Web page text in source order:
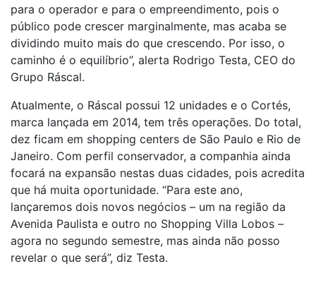
para o operador e para o empreendimento, pois o
público pode crescer marginalmente, mas acaba se
dividindo muito mais do que crescendo. Por isso, o
caminho é o equilíbrio”, alerta Rodrigo Testa, CEO do
Grupo Ráscal.
Atualmente, o Ráscal possui 12 unidades e o Cortés,
marca lançada em 2014, tem três operações. Do total,
dez ficam em shopping centers de São Paulo e Rio de
Janeiro. Com perfil conservador, a companhia ainda
focará na expansão nestas duas cidades, pois acredita
que há muita oportunidade. “Para este ano,
lançaremos dois novos negócios – um na região da
Avenida Paulista e outro no Shopping Villa Lobos –
agora no segundo semestre, mas ainda não posso
revelar o que será”, diz Testa.